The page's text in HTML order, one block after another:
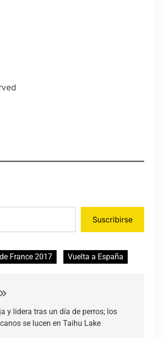
Suscribirse
France 2017 Vuelta a España
y lidera tras un día de perros; los
se lucen en Taihu Lake